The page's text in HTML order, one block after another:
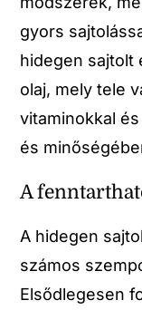
gyors
hidegen sajtolt
olaj, mely tele
vitaminokkal
és
A
A hidegen
számos
Elsődlegesen